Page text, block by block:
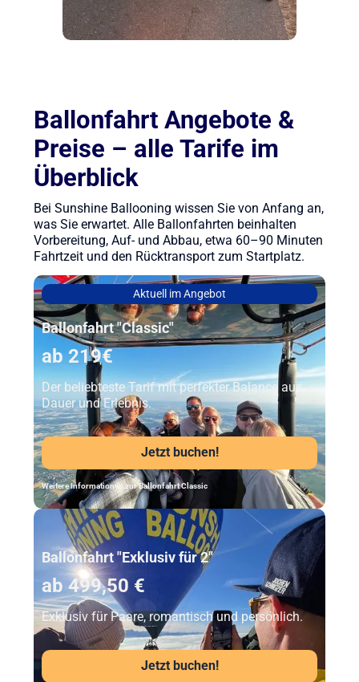
Ballonfahrt Angebote &
Preise – alle Tarife im
Überblick
Bei Sunshine Ballooning wissen Sie von Anfang an,
was Sie erwartet. Alle Ballonfahrten beinhalten
Vorbereitung, Auf- und Abbau, etwa 60–90 Minuten
Fahrtzeit und den Rücktransport zum Startplatz.
Aktuell im Angebot
Ballonfahrt "Classic"
ab 219€
Der beliebteste Tarif mit perfekter Balance aus
Dauer und Erlebnis.
Jetzt buchen!
Weitere Informationen zur Ballonfahrt Classic
Unser Beststeller
Ballonfahrt "Exklusiv für 2"
ab 499,50 €
Exklusiv für Paare, romantisch und persönlich.
Jetzt buchen!